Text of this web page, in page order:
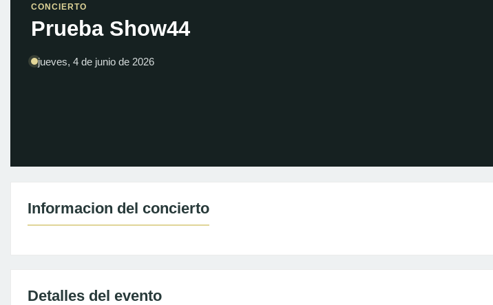
CONCIERTO
Prueba Show44
jueves, 4 de junio de 2026
Informacion del concierto
Detalles del evento